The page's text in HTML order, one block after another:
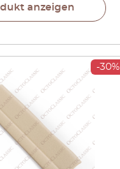
anzeigen
-30%